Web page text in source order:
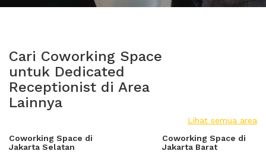
Cari Coworking Space
untuk Dedicated
Receptionist di Area
Lainnya
Lihat semua area
Coworking Space di
Jakarta Selatan
Coworking Space di
Jakarta Barat